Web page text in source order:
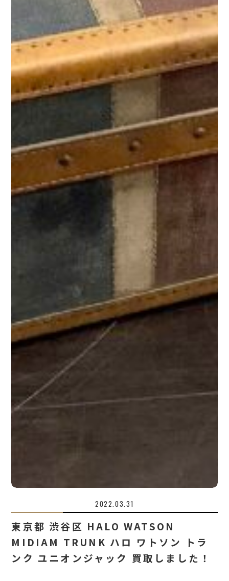
2022.03.31
東京都 渋谷区 HALO WATSON
MIDIAM TRUNK ハロ ワトソン トラ
ンク ユニオンジャック 買取しました！